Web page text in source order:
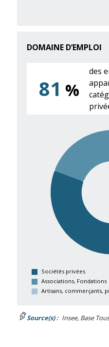
DOMAINE D’EMPLOI
81 %
des
Sociétés privées
Associations, Fondations
Artisans, commerçants,
Source(s) : Insee, Base